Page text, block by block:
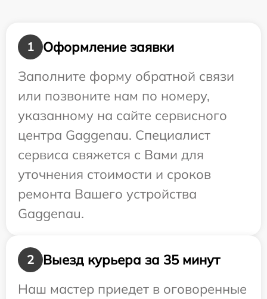
1
Оформление заявки
Заполните форму обратной связи
или позвоните нам по номеру,
указанному на сайте сервисного
центра Gaggenau. Специалист
сервиса свяжется с Вами для
уточнения стоимости и сроков
ремонта Вашего устройства
Gaggenau.
2
Выезд курьера за 35 минут
Наш мастер приедет в оговоренные